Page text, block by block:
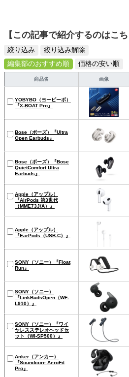
【この記事で紹介するのはこち
絞り込み
絞り込み解除
編集部のおすすめ順
価格の安い順
商品名 画像
YOBYBO（ヨービーボ）
『X-BOAT Pro』
Bose（ボーズ）『Ultra
Open Earbuds』
Bose（ボーズ）『Bose
QuietComfort Ultra
Earbuds』
Apple（アップル）
『AirPods 第3世代
（MME73J/A）』
Apple（アップル）
『EarPods（USB-C）』
SONY（ソニー）『Float
Run』
SONY（ソニー）
『LinkBudsOpen（WF-
L910）』
SONY（ソニー）『ワイ
ヤレスステレオヘッドセ
ット（WI-SP500）』
Anker（アンカー）
『Soundcore AeroFit
Pro』